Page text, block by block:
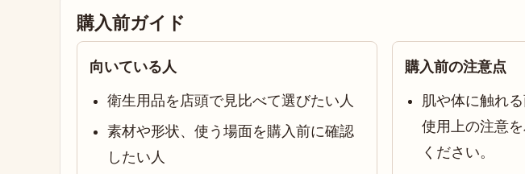
購入前ガイド
向いている人
衛生用品を店頭で見比べて選びたい人
素材や形状、使う場面を購入前に確認
したい人
購入前の注意点
肌や体に触れ
使用上の注意
ください。